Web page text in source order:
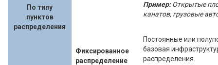
По типу
пунктов
распределения
Пример: Открытые
канатов, грузовые
Фиксированное
распределение
Постоянные или
базовая
распределения.